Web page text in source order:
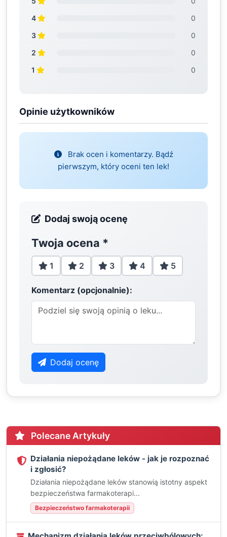
4
0
3
0
2
0
1
0
Opinie użytkowników
Brak ocen i komentarzy. Bądź
pierwszym, który oceni ten lek!
Dodaj swoją ocenę
Twoja ocena *
1 2 3 4 5
Komentarz (opcjonalnie):
Dodaj ocenę
Polecane Artykuły
Działania niepożądane leków - jak je rozpoznać
i zgłosić?
Działania niepożądane leków stanowią istotny aspekt
bezpieczeństwa farmakoterapi...
Bezpieczeństwo farmakoterapii